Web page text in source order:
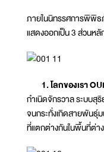
ภายในนิทรรศการพิพิ
แสดงออกเป็น 3 ส่วนหลั
1. โลกของเรา
กำเนิดจักรวาล ระบบสุ
จนกระทั่งเกิดสายพันธุ์
ที่แตกต่างกันในพื้นที่ต่า